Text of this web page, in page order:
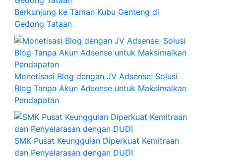
Berkunjung ke Taman Kubu Genteng di
Gedong Tataan
Monetisasi Blog dengan JV Adsense: Solusi
Blog Tanpa Akun Adsense untuk Maksimalkan
Pendapatan
SMK Pusat Keunggulan Diperkuat Kemitraan
dan Penyelarasan dengan DUDI